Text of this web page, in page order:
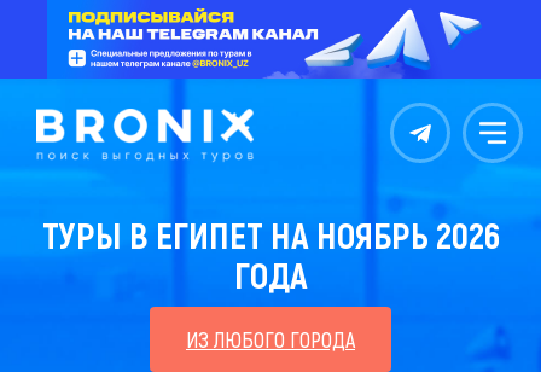
Контакты Меню
ТУРЫ В ЕГИПЕТ НА НОЯБРЬ 2026
ГОДА
ИЗ ЛЮБОГО ГОРОДА